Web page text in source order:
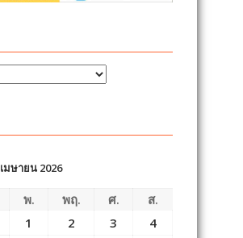
เมษายน 2026
พ. พฤ. ศ.
ส.
1
2 3
4